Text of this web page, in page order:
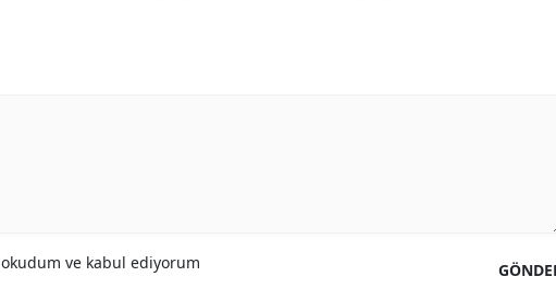
okudum ve kabul ediyorum